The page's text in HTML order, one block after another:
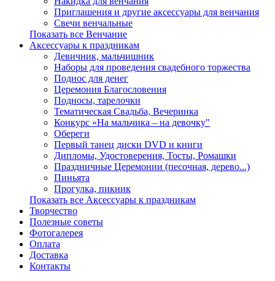
Приглашения и другие аксессуары для венчания
Свечи венчальные
Показать все Венчание
Аксессуары к праздникам
Девичник, мальчишник
Наборы для проведения свадебного торжества
Поднос для денег
Церемония Благословения
Подносы, тарелочки
Тематическая Свадьба, Вечеринка
Конкурс «На мальчика – на девочку"
Обереги
Первый танец диски DVD и книги
Дипломы, Удостоверения, Тосты, Ромашки
Праздничные Церемонии (песочная, дерево...)
Пиньята
Прогулка, пикник
Показать все Аксессуары к праздникам
Творчество
Полезные советы
Фотогалерея
Оплата
Доставка
Контакты